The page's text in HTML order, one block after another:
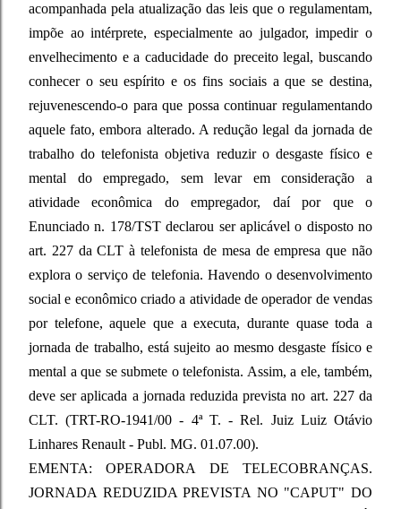
acompanhada pela atualização das leis que o regulamentam,
impõe ao intérprete, especialmente ao julgador, impedir o
envelhecimento e a caducidade do preceito legal, buscando
conhecer o seu espírito e os fins sociais a que se destina,
rejuvenescendo-o para que possa continuar regulamentando
aquele fato, embora alterado. A redução legal da jornada de
trabalho do telefonista objetiva reduzir o desgaste físico e
mental do empregado, sem levar em consideração a
atividade econômica do empregador, daí por que o
Enunciado n. 178/TST declarou ser aplicável o disposto no
art. 227 da CLT à telefonista de mesa de empresa que não
explora o serviço de telefonia. Havendo o desenvolvimento
social e econômico criado a atividade de operador de vendas
por telefone, aquele que a executa, durante quase toda a
jornada de trabalho, está sujeito ao mesmo desgaste físico e
mental a que se submete o telefonista. Assim, a ele, também,
deve ser aplicada a jornada reduzida prevista no art. 227 da
CLT. (TRT-RO-1941/00 - 4ª T. - Rel. Juiz Luiz Otávio
Linhares Renault - Publ. MG. 01.07.00).
EMENTA: OPERADORA DE TELECOBRANÇAS.
JORNADA REDUZIDA PREVISTA NO "CAPUT" DO